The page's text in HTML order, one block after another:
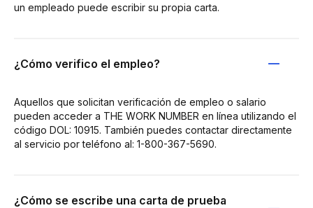
un empleado puede escribir su propia carta.
¿Cómo verifico el empleo?
Aquellos que solicitan verificación de empleo o salario
pueden acceder a THE WORK NUMBER en línea utilizando el
código DOL: 10915. También puedes contactar directamente
al servicio por teléfono al: 1-800-367-5690.
¿Cómo se escribe una carta de prueba